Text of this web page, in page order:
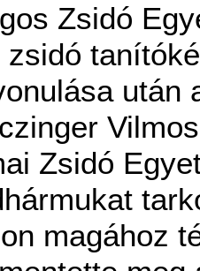
Zsidó
után
Zsidó
magához